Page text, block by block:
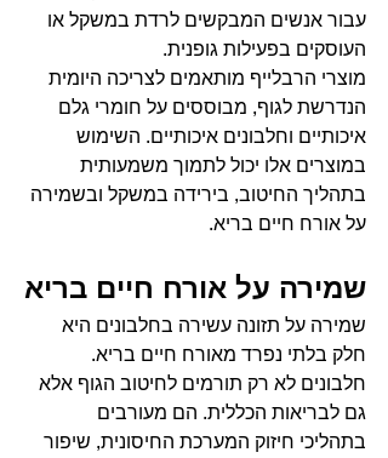
עבור אנשים המבקשים לרדת במשקל או
העוסקים בפעילות גופנית.
מוצרי הרבלייף מותאמים לצריכה היומית
הנדרשת לגוף, מבוססים על חומרי גלם
איכותיים וחלבונים איכותיים. השימוש
במוצרים אלו יכול לתמוך משמעותית
בתהליך החיטוב, בירידה במשקל ובשמירה
על אורח חיים בריא.
שמירה על אורח חיים בריא
שמירה על תזונה עשירה בחלבונים היא
חלק בלתי נפרד מאורח חיים בריא.
חלבונים לא רק תורמים לחיטוב הגוף אלא
גם לבריאות הכללית. הם מעורבים
בתהליכי חיזוק המערכת החיסונית, שיפור